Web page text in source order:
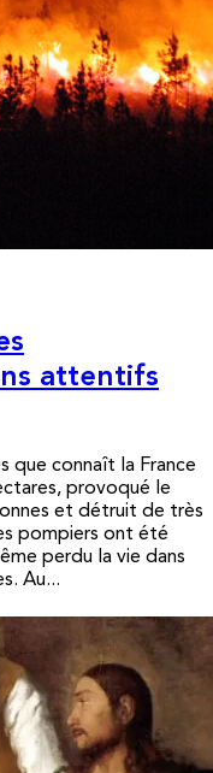
attentifs
que connaît la France
provoqué le
et détruit de très
pompiers ont été
perdu la vie dans
Au...